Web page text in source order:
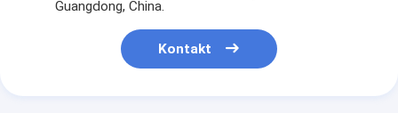
Guangdong, China.
Kontakt